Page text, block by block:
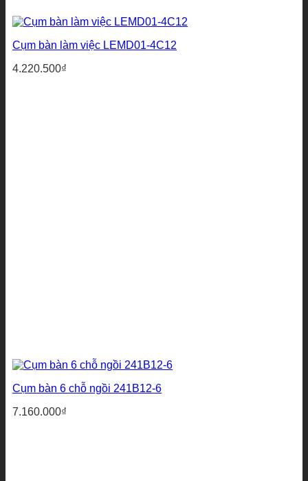
Cụm bàn làm việc LEMD01-4C12
4.220.500₫
Cụm bàn 6 chỗ ngồi 241B12-6
7.160.000₫